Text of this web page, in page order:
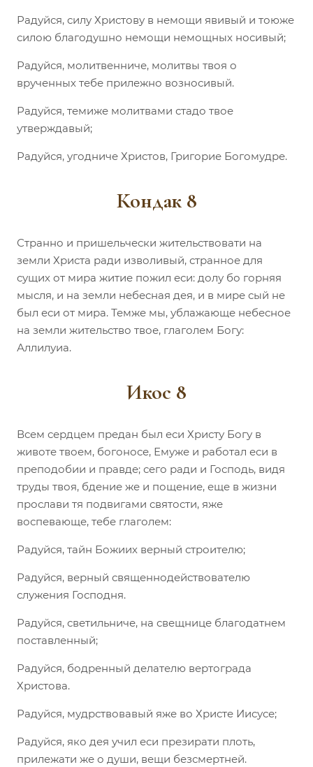
Радуйся, силу Христову в немощи явивый и тоюже
силою благодушно немощи немощных носивый;
Радуйся, молитвенниче, молитвы твоя о
врученных тебе прилежно возносивый.
Радуйся, темиже молитвами стадо твое
утверждавый;
Радуйся, угодниче Христов, Григорие Богомудре.
Кондак 8
Странно и пришельчески жительствовати на
земли Христа ради изволивый, странное для
сущих от мира житие пожил еси: долу бо горняя
мысля, и на земли небесная дея, и в мире сый не
был еси от мира. Темже мы, ублажающе небесное
на земли жительство твое, глаголем Богу:
Аллилуиа.
Икос 8
Всем сердцем предан был еси Христу Богу в
животе твоем, богоносе, Емуже и работал еси в
преподобии и правде; сего ради и Господь, видя
труды твоя, бдение же и пощение, еще в жизни
прослави тя подвигами святости, яже
воспевающе, тебе глаголем:
Радуйся, тайн Божиих верный строителю;
Радуйся, верный священнодействователю
служения Господня.
Радуйся, светильниче, на свещнице благодатнем
поставленный;
Радуйся, бодренный делателю вертограда
Христова.
Радуйся, мудрствовавый яже во Христе Иисусе;
Радуйся, яко дея учил еси презирати плоть,
прилежати же о души, вещи безсмертней.